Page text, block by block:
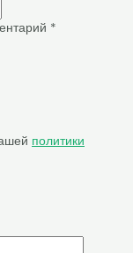
*
политики